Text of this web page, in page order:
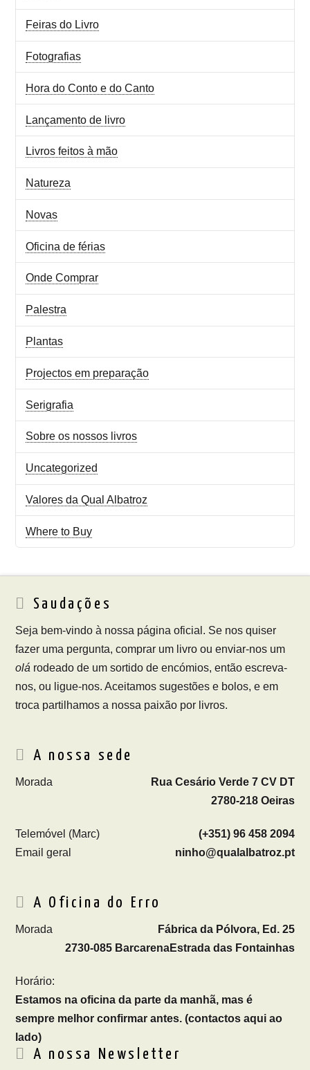
Feiras do Livro
Fotografias
Hora do Conto e do Canto
Lançamento de livro
Livros feitos à mão
Natureza
Novas
Oficina de férias
Onde Comprar
Palestra
Plantas
Projectos em preparação
Serigrafia
Sobre os nossos livros
Uncategorized
Valores da Qual Albatroz
Where to Buy
Saudações
Seja bem-vindo à nossa página oficial. Se nos quiser
fazer uma pergunta, comprar um livro ou enviar-nos um
olá rodeado de um sortido de encómios, então escreva-
nos, ou ligue-nos. Aceitamos sugestões e bolos, e em
troca partilhamos a nossa paixão por livros.
A nossa sede
Morada
Rua Cesário Verde 7 CV DT
2780-218 Oeiras
Telemóvel (Marc)
(+351) 96 458 2094
Email geral
ninho@qualalbatroz.pt
A Oficina do Erro
Morada
Fábrica da Pólvora, Ed. 25
Estrada das Fontainhas
2730-085 Barcarena
Horário:
Estamos na oficina da parte da manhã, mas é
sempre melhor confirmar antes. (contactos aqui ao
lado)
A nossa Newsletter